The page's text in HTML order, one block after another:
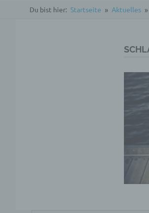
Du bist hier: Startseite Aktuelles